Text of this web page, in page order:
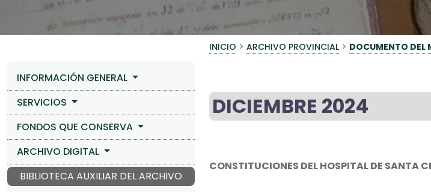
INICIO > ARCHIVO PROVINCIAL > DOCUMENTO DEL
INFORMACIÓN GENERAL
SERVICIOS
FONDOS QUE CONSERVA
ARCHIVO DIGITAL
BIBLIOTECA AUXILIAR DEL ARCHIVO
DICIEMBRE 2024
CONSTITUCIONES DEL HOSPITAL DE SANTA